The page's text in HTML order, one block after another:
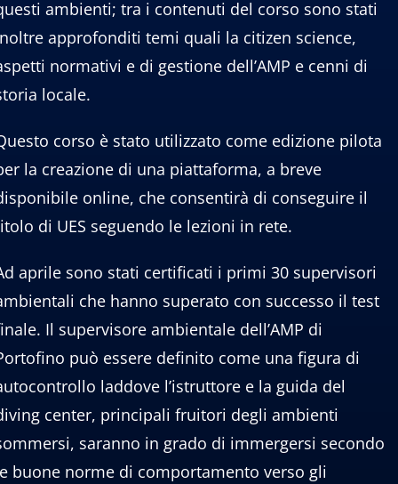
ambienti; tra i contenuti del corso sono stati
approfonditi temi quali la citizen science,
normativi e di gestione dell’AMP e cenni di
locale.
corso è stato utilizzato come edizione pilota
la creazione di una piattaforma, a breve
online, che consentirà di conseguire il
di UES seguendo le lezioni in rete.
aprile sono stati certificati i primi 30 supervisori
che hanno superato con successo il test
Il supervisore ambientale dell’AMP di
può essere definito come una figura di
laddove l’istruttore e la guida del
center, principali fruitori degli ambienti
saranno in grado di immergersi secondo
buone norme di comportamento verso gli